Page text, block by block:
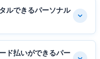
ルできるパーソナル
ド払いができるパー